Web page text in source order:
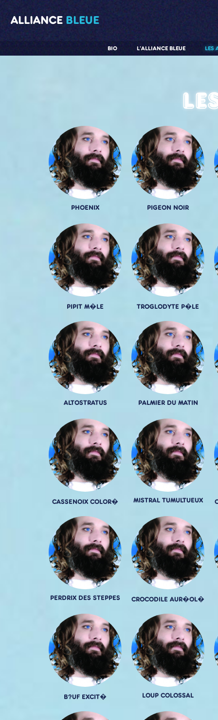
ALLIANCE BLEUE
LES
L'ALLIANCE BLEUE
BIO
PHOENIX PIGEON NOIR
PIPIT M�LE TROGLODYTE P�LE
ALTOSTRATUS PALMIER DU MATIN
CASSENOIX COLOR� MISTRAL TUMULTUEUX
PERDRIX DES STEPPES CROCODILE AUR�OL�
B?UF EXCIT� LOUP COLOSSAL